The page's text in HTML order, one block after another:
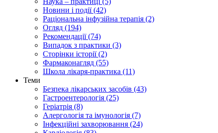
Новини і події (42)
Раціональна інфузійна терапія (2)
Огляд (194)
Рекомендації (74)
Випадок з практики (3)
Сторінки історії (2)
Фармаконагляд (55)
Школа лікаря-практика (11)
Теми
Безпека лікарських засобів (43)
Гастроентерологія (25)
Геріатрія (8)
Алергологія та імунологія (7)
Інфекційні захворювання (24)